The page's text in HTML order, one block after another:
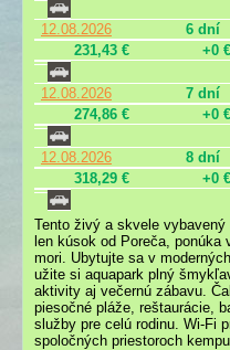
12.08.2026 6 dní
231,43 €
+0 €
12.08.2026 7 dní
274,86 €
+0 €
12.08.2026 8 dní
318,29 €
+0 €
Tento živý a skvele vybavený
len kúsok od Poreča, ponúka
mori. Ubytujte sa v
užite si aquapark plný
aktivity aj večernú zábavu.
piesočné pláže, reštaurácie,
služby pre celú rodinu. Wi-Fi
spoločných priestoroch kempu.